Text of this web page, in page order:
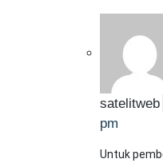
satelitweb
pm
Untuk